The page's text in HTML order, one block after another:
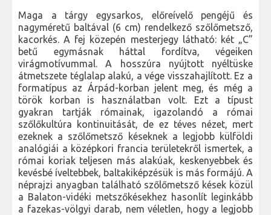
Maga a tárgy egysarkos, előreívelő pengéjű és
nagyméretű baltával (6 cm) rendelkező szőlőmetsző,
kacorkés. A fej közepén mesterjegy látható: két „C”
betű egymásnak háttal fordítva, végeiken
virágmotívummal. A hosszúra nyújtott nyéltüske
átmetszete téglalap alakú, a vége visszahajlított. Ez a
formatípus az Árpád-korban jelent meg, és még a
török korban is használatban volt. Ezt a típust
gyakran tartják rómainak, igazolandó a római
szőlőkultúra kontinuitását, de ez téves nézet, mert
ezeknek a szőlőmetsző késeknek a legjobb külföldi
analógiái a középkori francia területekről ismertek, a
római koriak teljesen más alakúak, keskenyebbek és
kevésbé íveltebbek, baltakiképzésük is más formájú. A
néprajzi anyagban található szőlőmetsző kések közül
a Balaton-vidéki metszőkésekhez hasonlít leginkább
a fazekas-völgyi darab, nem véletlen, hogy a legjobb